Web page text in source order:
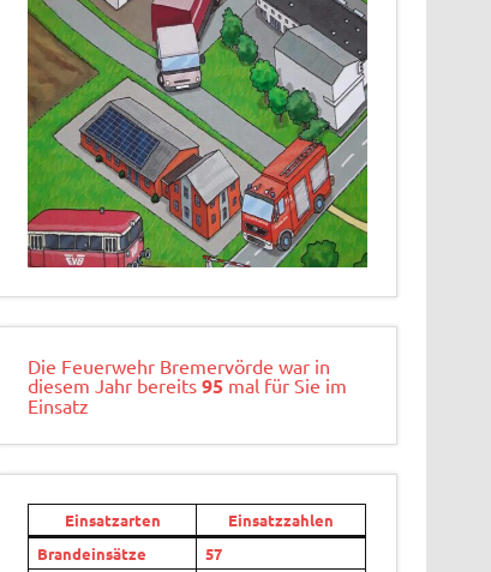
Die Feuerwehr Bremervörde war in
diesem Jahr bereits95 mal für Sie im
Einsatz
Einsatzarten
Einsatzzahlen
Brandeinsätze
57